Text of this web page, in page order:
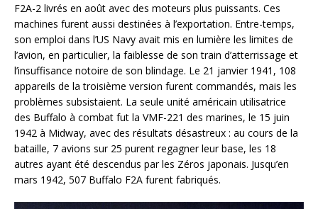
F2A-2 livrés en août avec des moteurs plus puissants. Ces
machines furent aussi destinées à l’exportation. Entre-temps,
son emploi dans l’US Navy avait mis en lumière les limites de
l’avion, en particulier, la faiblesse de son train d’atterrissage et
l’insuffisance notoire de son blindage. Le 21 janvier 1941, 108
appareils de la troisième version furent commandés, mais les
problèmes subsistaient. La seule unité américain utilisatrice
des Buffalo à combat fut la VMF-221 des marines, le 15 juin
1942 à Midway, avec des résultats désastreux : au cours de la
bataille, 7 avions sur 25 purent regagner leur base, les 18
autres ayant été descendus par les Zéros japonais. Jusqu’en
mars 1942, 507 Buffalo F2A furent fabriqués.